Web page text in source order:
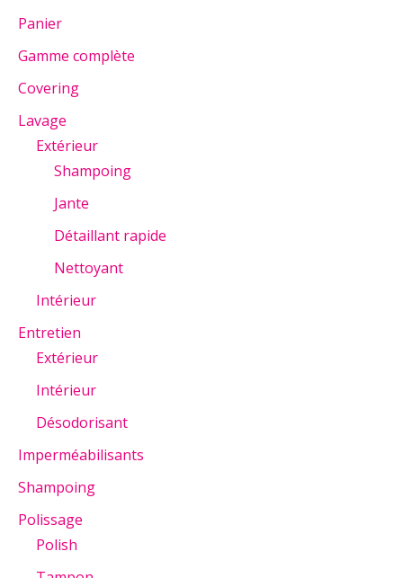
Panier
Gamme complète
Covering
Lavage
Extérieur
Shampoing
Jante
Détaillant rapide
Nettoyant
Intérieur
Entretien
Extérieur
Intérieur
Désodorisant
Imperméabilisants
Shampoing
Polissage
Polish